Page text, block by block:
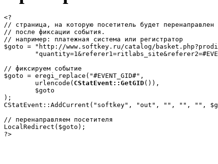
<?
// страница, на которую посетитель будет перенаправлен
// после фиксации события.
// например: платежная система или регистратор
$goto = "http://www.softkey.ru/catalog/
// фиксируем событие
$goto = eregi_replace("#EVENT_GID#",
	urlencode(
CStatEvent::GetGID()),
);
CStatEvent::AddCurrent("softkey", "out", "", "", "",
// перенаправляем посетителя
LocalRedirect($goto);
?>